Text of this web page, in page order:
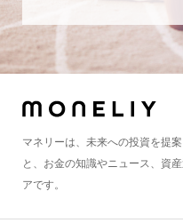
マネリーは、未来への投資を提
と、お金の知識やニュース、資
アです。